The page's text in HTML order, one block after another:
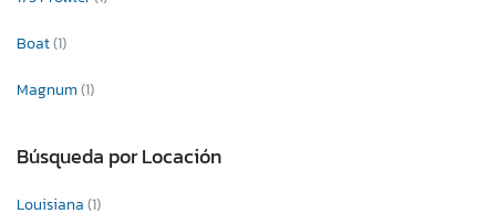
Boat(1)
Magnum(1)
Búsqueda por Locación
Louisiana(1)